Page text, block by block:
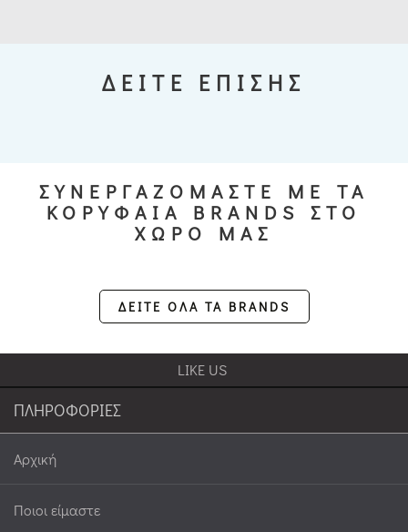
ΔΕΙΤΕ ΕΠΙΣΗΣ
ΣΥΝΕΡΓΑΖΟΜΑΣΤΕ ΜΕ ΤΑ
ΚΟΡΥΦΑΙΑ BRANDS ΣΤΟ
ΧΩΡΟ ΜΑΣ
ΔΕΙΤΕ ΟΛΑ ΤΑ BRANDS
LIKE US
ΠΛΗΡΟΦΟΡΙΕΣ
Αρχική
Ποιοι είμαστε